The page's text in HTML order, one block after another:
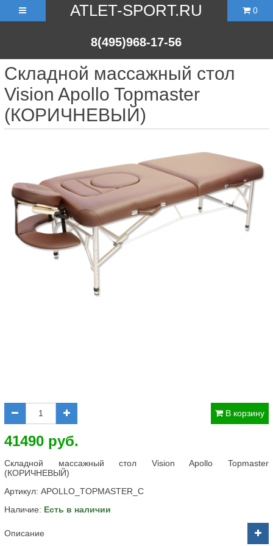
ATLET-SPORT.RU
8(495)968-17-56
0
Складной массажный стол
Vision Apollo Topmaster
(КОРИЧНЕВЫЙ)
В корзину
41490 руб.
Складной массажный стол Vision Apollo Topmaster
(КОРИЧНЕВЫЙ)
Артикул: APOLLO_TOPMASTER_C
Наличие: Есть в наличии
Описание